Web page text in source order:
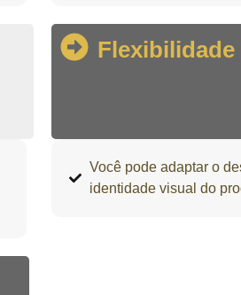
Flexibilidade
Você pode adaptar o
identidade visual do